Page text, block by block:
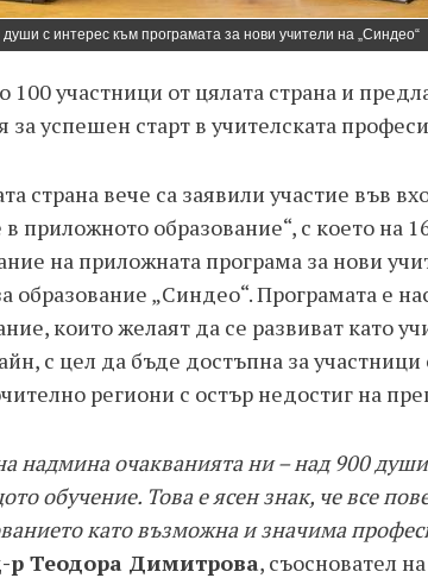
с интерес към програмата за нови учители на „Синдео“
участници от цялата страна и
за успешен старт в учителската
страна вече са заявили участие във
приложното образование“, с което на
на приложната програма за нови
образование „Синдео“. Програмата е
които желаят да се развиват като
с цел да бъде достъпна за участници
региони с остър недостиг на
надмина очакванията ни – над 900
обучение. Това е ясен знак, че все
като възможна и значима
р Теодора Димитрова, съосновател